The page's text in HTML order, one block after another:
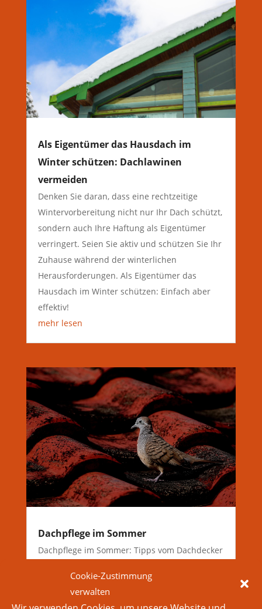
Cookie-Zustimmung
verwalten
Als Eigentümer das Hausdach im
Winter schützen: Dachlawinen
vermeiden
Denken Sie daran, dass eine rechtzeitige
Wintervorbereitung nicht nur Ihr Dach schützt,
sondern auch Ihre Haftung als Eigentümer
verringert. Seien Sie aktiv und schützen Sie Ihr
Zuhause während der winterlichen
Herausforderungen. Als Eigentümer das
Hausdach im Winter schützen: Einfach aber
effektiv!
mehr lesen
Dachpflege im Sommer
Dachpflege im Sommer: Tipps vom Dachdecker
perfekte Jahreszeit, um sich der Pflege Ihres
Daches zu widmen. Als Dachdecker weiß ich,